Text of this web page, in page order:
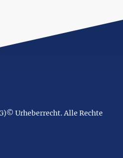
Urheberrecht. Alle Rechte